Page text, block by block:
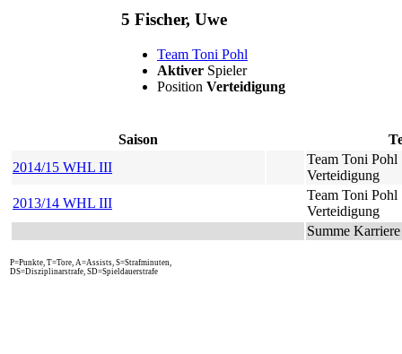
5 Fischer, Uwe
Team Toni Pohl
Aktiver Spieler
Position Verteidigung
Saison
2014/15 WHL III
Team Toni Pohl
Verteidigung
2013/14 WHL III
Team Toni Pohl
Verteidigung
Summe Karriere
P=Punkte, T=Tore, A=Assists, S=Strafminuten,
DS=Disziplinarstrafe, SD=Spieldauerstrafe